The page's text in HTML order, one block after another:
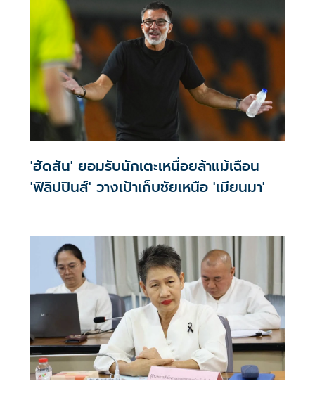
'ฮัดสัน' ยอมรับนักเตะเหนื่อยล้าแม้เฉือน
'ฟิลิปปินส์' วางเป้าเก็บชัยเหนือ 'เมียนมา'